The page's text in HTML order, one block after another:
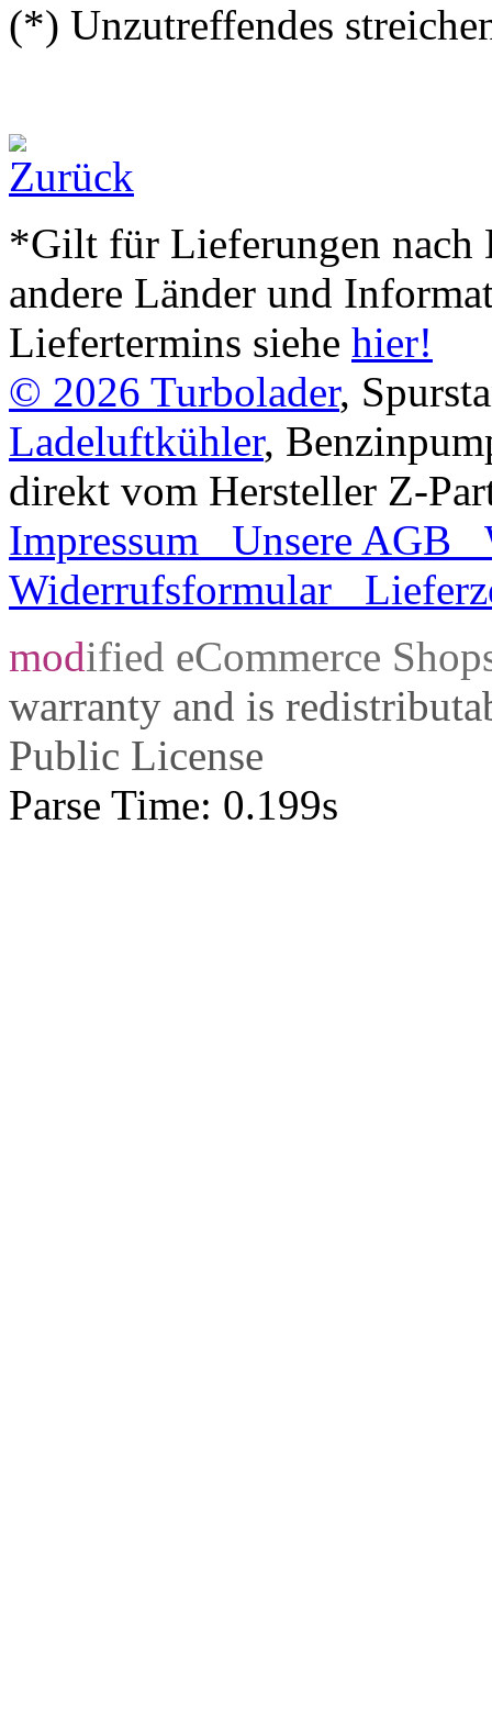
(*) Unzutreffendes
*Gilt für Lieferungen nach
andere Länder und
Liefertermins siehe hier!
© 2026 Turbolader,
Ladeluftkühler,
direkt vom Hersteller Z-
Impressum
Unsere AGB
Widerrufsformular
modified eCommerce
warranty and is
Public License
Parse Time: 0.199s